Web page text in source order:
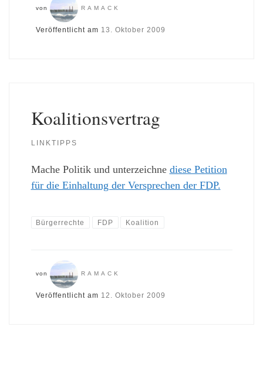
von RAMACK
Veröffentlicht am 13. Oktober 2009
Koalitionsvertrag
LINKTIPPS
Mache Politik und unterzeichne diese Petition
für die Einhaltung der Versprechen der FDP.
Bürgerrechte FDP Koalition
von RAMACK
Veröffentlicht am 12. Oktober 2009